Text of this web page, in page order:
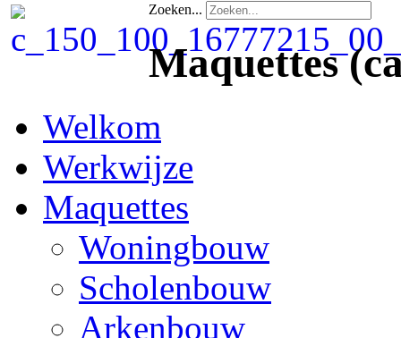
Zoeken...
Maquettes
Welkom
Werkwijze
Maquettes
Woningbouw
Scholenbouw
Arkenbouw